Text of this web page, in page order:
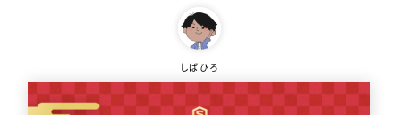
しばひろ